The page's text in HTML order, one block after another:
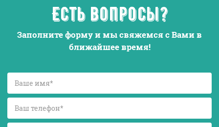
Есть вопросы?
Заполните форму и мы свяжемся с Вами в
ближайшее время!